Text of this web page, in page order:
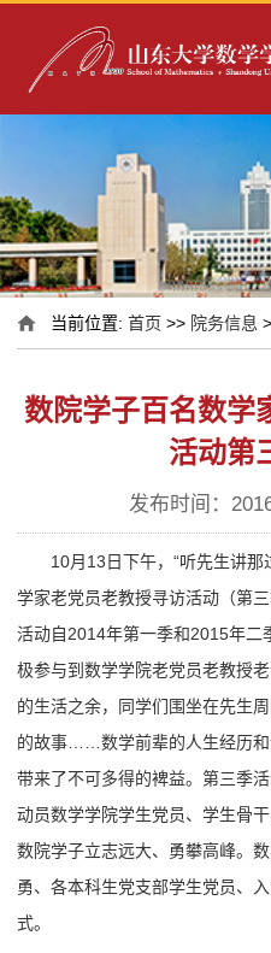
当前位置:首页 >> 院务信息
数院学子百名数学
活动第
发布时间：
10月13日下午，“听先生讲
学家老党员老教授寻访活动（第
活动自2014年第一季和2015年二
极参与到数学学院老党员老教授
的生活之余，同学们围坐在先生
的故事……数学前辈的人生经历
带来了不可多得的裨益。第三季
动员数学学院学生党员、学生骨
数院学子立志远大、勇攀高峰。
勇、各本科生党支部学生党员、
式。